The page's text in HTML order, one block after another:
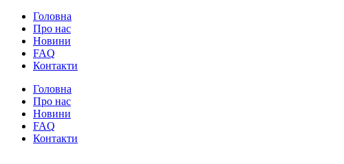
Головна
Про нас
Новини
FAQ
Контакти
Головна
Про нас
Новини
FAQ
Контакти